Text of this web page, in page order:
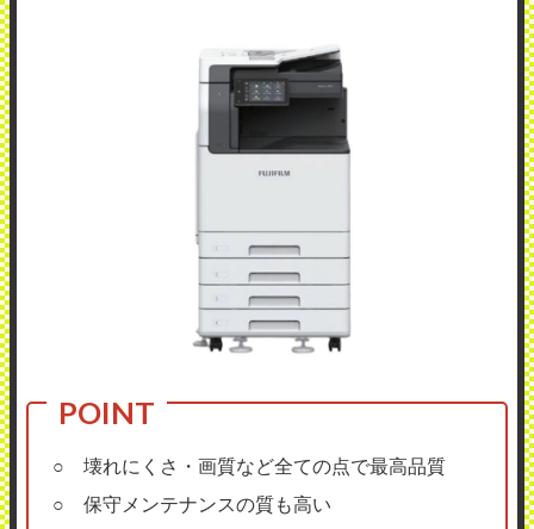
○ 壊れにくさ・画質など全ての点で最高品質
○ 保守メンテナンスの質も高い